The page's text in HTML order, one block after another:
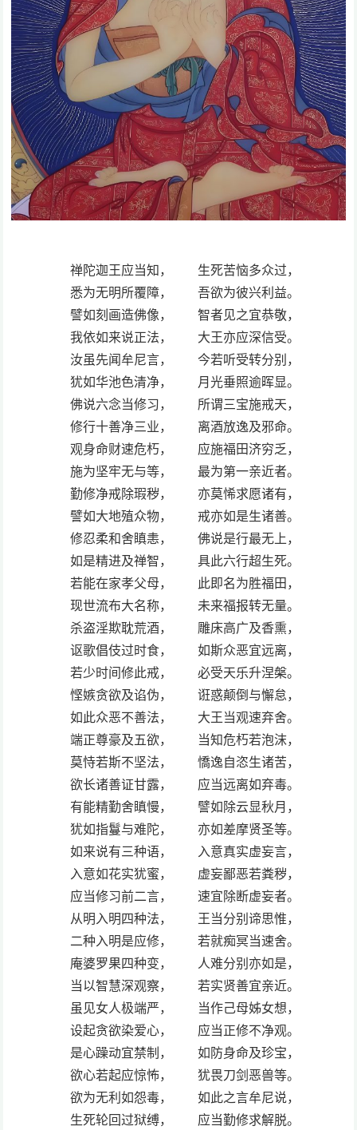
禅陀迦王应当知， 生死苦恼多众过，
悉为无明所覆障， 吾欲为彼兴利益。
譬如刻画造佛像， 智者见之宜恭敬，
我依如来说正法， 大王亦应深信受。
汝虽先闻牟尼言， 今若听受转分别，
犹如华池色清净， 月光垂照逾晖显。
佛说六念当修习， 所谓三宝施戒天，
修行十善净三业， 离酒放逸及邪命。
观身命财速危朽， 应施福田济穷乏，
施为坚牢无与等， 最为第一亲近者。
勤修净戒除瑕秽， 亦莫悕求愿诸有，
譬如大地殖众物， 戒亦如是生诸善。
修忍柔和舍瞋恚， 佛说是行最无上，
如是精进及禅智， 具此六行超生死。
若能在家孝父母， 此即名为胜福田，
现世流布大名称， 未来福报转无量。
杀盗淫欺耽荒酒， 雕床高广及香熏，
讴歌倡伎过时食， 如斯众恶宜远离，
若少时间修此戒， 必受天乐升涅槃。
悭嫉贪欲及谄伪， 诳惑颠倒与懈怠，
如此众恶不善法， 大王当观速弃舍。
端正尊豪及五欲， 当知危朽若泡沫，
莫恃若斯不坚法， 憍逸自恣生诸苦，
欲长诸善证甘露， 应当远离如弃毒。
有能精勤舍瞋慢， 譬如除云显秋月，
犹如指鬘与难陀， 亦如差摩贤圣等。
如来说有三种语， 入意真实虚妄言，
入意如花实犹蜜， 虚妄鄙恶若粪秽，
应当修习前二言， 速宜除断虚妄者。
从明入明四种法， 王当分别谛思惟，
二种入明是应修， 若就痴冥当速舍。
庵婆罗果四种变， 人难分别亦如是，
当以智慧深观察， 若实贤善宜亲近。
虽见女人极端严， 当作己母姊女想，
设起贪欲染爱心， 应当正修不净观。
是心躁动宜禁制， 如防身命及珍宝，
欲心若起应惊怖， 犹畏刀剑恶兽等。
欲为无利如怨毒， 如此之言牟尼说，
生死轮回过狱缚， 应当勤修求解脱。